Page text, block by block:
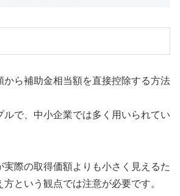
から補助金相当額を直接控除する方法
ルで、中小企業では多く用いられてい
実際の取得価額よりも小さく見えるた
という観点では注意が必要です。